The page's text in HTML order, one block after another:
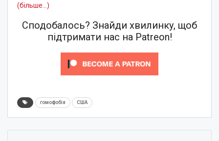
(більше…)
Сподобалось? Знайди хвилинку, щоб
підтримати нас на Patreon!
гомофобія США